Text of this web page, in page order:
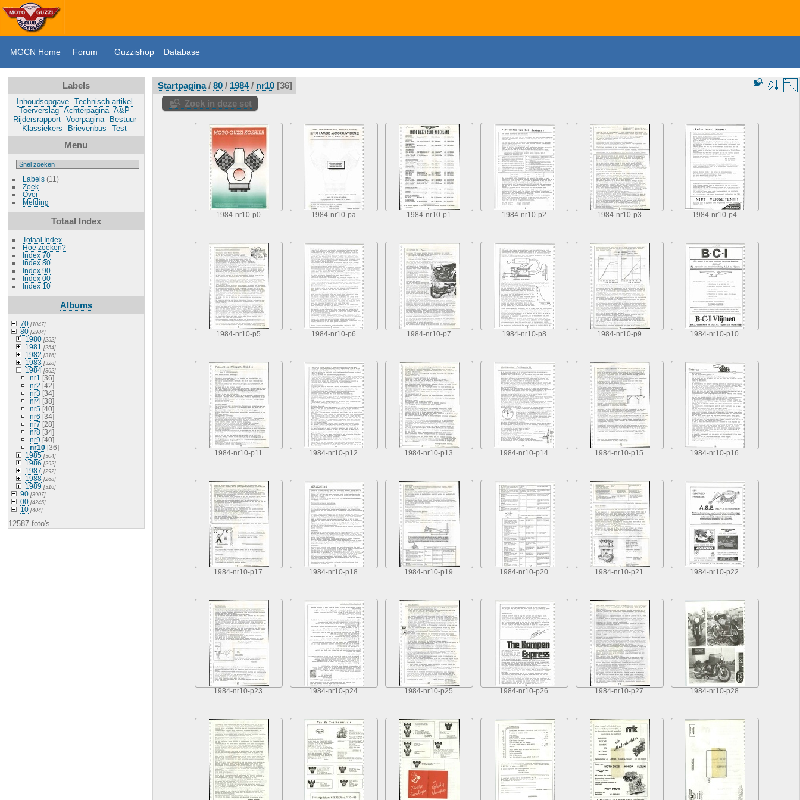
MGCN Home Forum Guzzishop Database
Labels
Inhoudsopgave
Technisch artikel
Toerverslag Achterpagina A&P
Rijdersrapport
Voorpagina
Bestuur
Klassiekers
Brievenbus Test
Menu
Labels(11)
Zoek
Over
Melding
Totaal Index
Totaal Index
Hoe zoeken?
Index 70
Index 80
Index 90
Index 00
Index 10
Albums
70[1047]
80[2984]
1980[252]
1981 [254]
1982 [316]
1983 [328]
1984[362]
nr1 [36]
nr2 [42]
nr3 [34]
nr4[38]
nr5[40]
nr6 [34]
nr7 [28]
nr8[34]
nr9 [40]
nr10[36]
1985[304]
1986 [292]
1987 [292]
1988[268]
1989 [316]
90[3907]
00[4245]
10[404]
12587 foto's
Startpagina/ 80/ 1984/ nr10 36
Zoek in deze set
1984-nr10-p0 1984-nr10-pa 1984-nr10-p1 1984-nr10-p2 1984-nr10-p3 1984-nr10-p4
1984-nr10-p5 1984-nr10-p6 1984-nr10-p7 1984-nr10-p8 1984-nr10-p9 1984-nr10-p10
1984-nr10-p11 1984-nr10-p12 1984-nr10-p13 1984-nr10-p14 1984-nr10-p15 1984-nr10-p16
1984-nr10-p17 1984-nr10-p18 1984-nr10-p19 1984-nr10-p20 1984-nr10-p21 1984-nr10-p22
1984-nr10-p23 1984-nr10-p24 1984-nr10-p25 1984-nr10-p26 1984-nr10-p27 1984-nr10-p28